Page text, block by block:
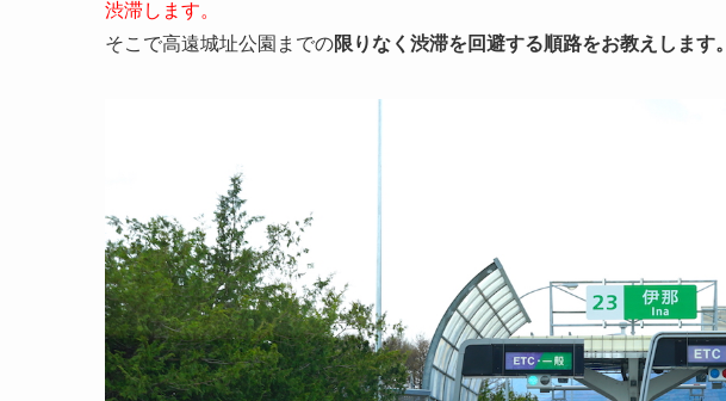
渋滞します。
そこで高遠城址公園までの限りなく渋滞を回避する順路をお教えします。